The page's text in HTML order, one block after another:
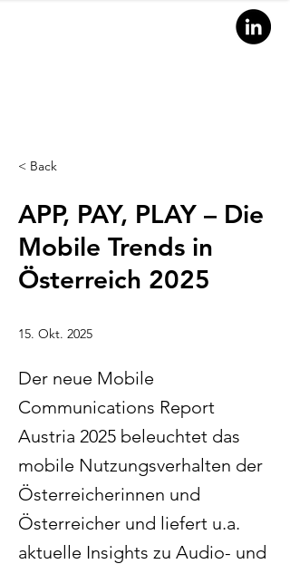
< Back
APP, PAY, PLAY – Die
Mobile Trends in
Österreich 2025
15. Okt. 2025
Der neue Mobile
Communications Report
Austria 2025 beleuchtet das
mobile Nutzungsverhalten der
Österreicherinnen und
Österreicher und liefert u.a.
aktuelle Insights zu Audio- und